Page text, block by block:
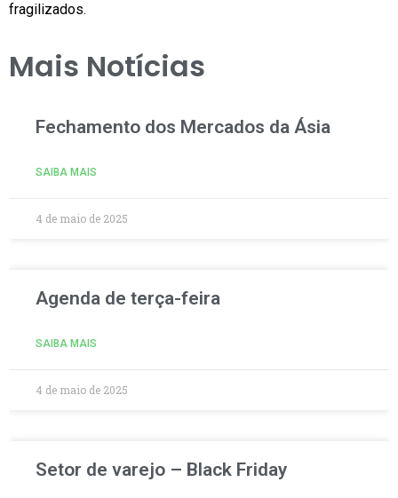
fragilizados.
Mais Notícias
Fechamento dos Mercados da Ásia
SAIBA MAIS
4 de maio de 2025
Agenda de terça-feira
SAIBA MAIS
4 de maio de 2025
Setor de varejo – Black Friday